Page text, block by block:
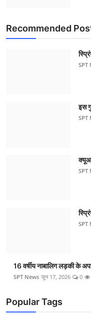
Recommended
SPT
इस
SPT
SPT
SPT
16 वर्षीय नाबालिग लड़की के
SPT News जून 17, 2026 0
Popular Tags